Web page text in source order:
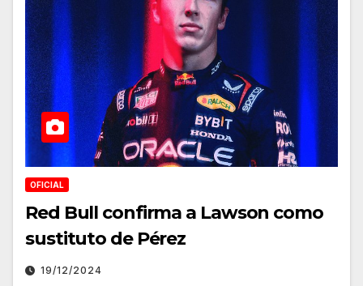
OFICIAL
Red Bull confirma a Lawson como
sustituto de Pérez
19/12/2024